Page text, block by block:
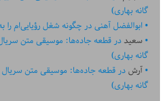
گانه بهاری)
ابوالفضل آهنیدرچگونه شغل رؤیایی‌ام را
سعیددر
گانه بهاری)
آرشدر
گانه بهاری)